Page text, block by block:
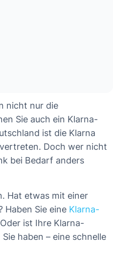
nicht nur die
Sie auch ein Klarna-
ist die Klarna
Doch wer nicht
bei Bedarf anders
Hat etwas mit einer
Sie eine Klarna-
ist Ihre Klarna-
haben – eine schnelle